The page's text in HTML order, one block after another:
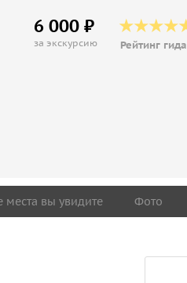
6 000 ₽
за экскурсию Рейтинг гида
места вы увидите Фото